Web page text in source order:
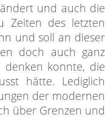
und auch die
Zeiten des letzten
und soll an dieser
doch auch ganz
denken konnte, die
hätte. Lediglich
der modernen
über Grenzen und